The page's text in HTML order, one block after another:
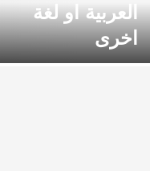
العربية او لغة
اخرى